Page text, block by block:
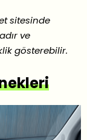
sitesinde
ve
gösterebilir.